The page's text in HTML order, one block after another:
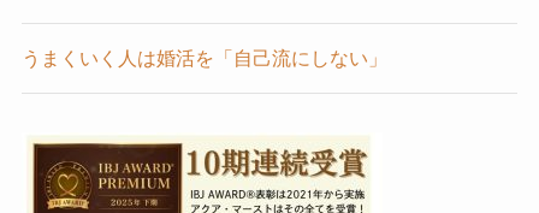
うまくいく人は婚活を「自己流にしない」